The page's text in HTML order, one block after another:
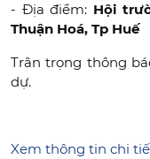
- Địa điểm: Hội
Thuận Hoá, Tp Huế
Trân trọng thông
dự.
Xem thông tin chi